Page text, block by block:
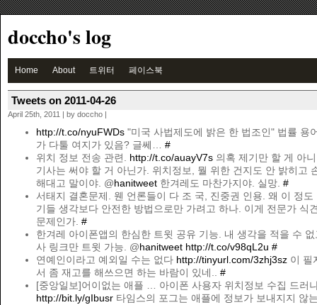
doccho's log
Home About 트위터 페이스북
Tweets on 2011-04-26
April 25th, 2011 | by doccho |
http://t.co/nyuFWDs "미국 사법제도에 밝은 한 법조인" 법률 용
가 다툴 여지가 있음? 글쎄… #
위치 정보 전송 관련. http://t.co/auayV7s 의혹 제기만 할 게 아
기사는 써야 할 거 아닌가. 위치정보, 뭘 위한 건지도 안 밝히고
해대고 말이야. @ hanitweet 한겨레도 마찬가지야. 실망. #
서태지 결혼문제. 웬 언론들이 다 조 국, 진중권 인용. 왜 이 정도
기들 생각보다 안전한 방법으로만 가려고 하나. 이게 전문가 식
문제인가. #
한겨레 아이폰앱의 한심한 트윗 공유 기능. 내 생각을 적을 수
사 링크만 트윗 가능. @ hanitweet http://t.co/v98qL2u #
연예인이라고 예외일 수는 없다 http://tinyurl.com/3zhj3sz 이 필
서 좀 재고를 해쓰으면 하는 바람이 있네.. #
[중앙일보]어이없는 애플 … 아이폰 사용자 위치정보 수집 드러
http://bit.ly/gIbusr 타임스의 포그는 애플에 정보가 보내지지 않